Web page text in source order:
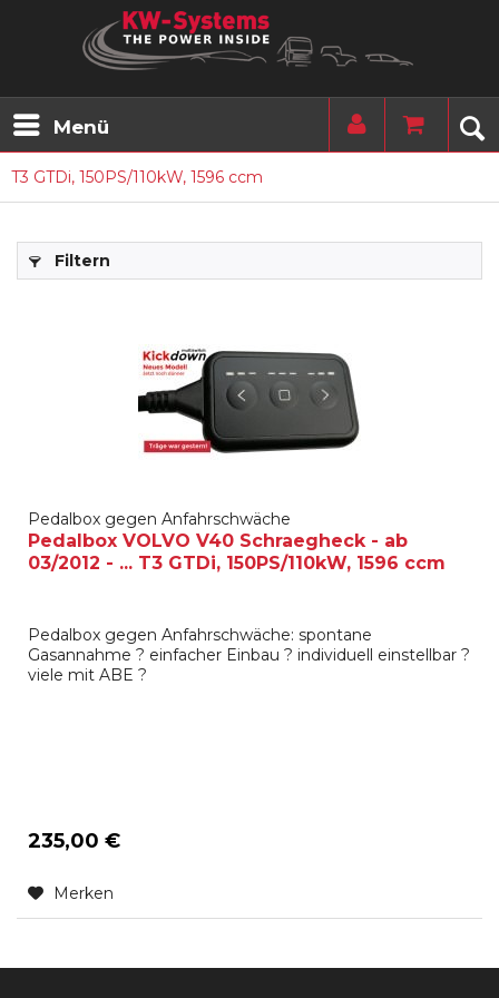
Menü
T3 GTDi, 150PS/110kW, 1596 ccm
Filtern
Pedalbox gegen Anfahrschwäche
Pedalbox VOLVO V40 Schraegheck - ab
03/2012 - ... T3 GTDi, 150PS/110kW, 1596 ccm
Pedalbox gegen Anfahrschwäche: spontane
Gasannahme ? einfacher Einbau ? individuell einstellbar ?
viele mit ABE ?
235,00 €
Merken